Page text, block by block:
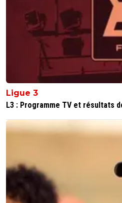
Ligue 3
L3 : Programme TV et résultats